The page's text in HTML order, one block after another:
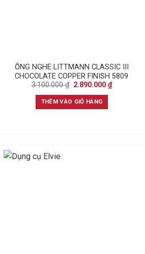
ỐNG NGHE LITTMANN CLASSIC III
CHOCOLATE COPPER FINISH 5809
3.100.000₫ Original
was:
3.100.000 ₫.
2.890.000₫Current
price
THÊM VÀO GIỎ HÀNG